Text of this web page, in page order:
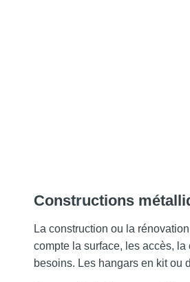
Constructions
La construction ou la
compte la surface, les accès,
besoins. Les hangars en kit ou